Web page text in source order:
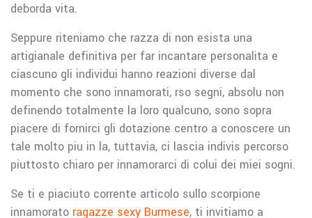
deborda vita.
Seppure riteniamo che razza di non esista una
artigianale definitiva per far incantare personalita e
ciascuno gli individui hanno reazioni diverse dal
momento che sono innamorati, rso segni, absolu non
definendo totalmente la loro qualcuno, sono sopra
piacere di fornirci gli dotazione centro a conoscere un
tale molto piu in la, tuttavia, ci lascia indivis percorso
piuttosto chiaro per innamorarci di colui dei miei sogni.
Se ti e piaciuto corrente articolo sullo scorpione
innamorato ragazze sexy Burmese, ti invitiamo a